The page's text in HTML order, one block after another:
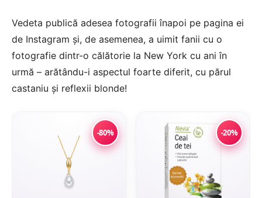
Vedeta publică adesea fotografii înapoi pe pagina ei
de Instagram și, de asemenea, a uimit fanii cu o
fotografie dintr-o călătorie la New York cu ani în
urmă – arătându-i aspectul foarte diferit, cu părul
castaniu și reflexii blonde!
-80% -20%